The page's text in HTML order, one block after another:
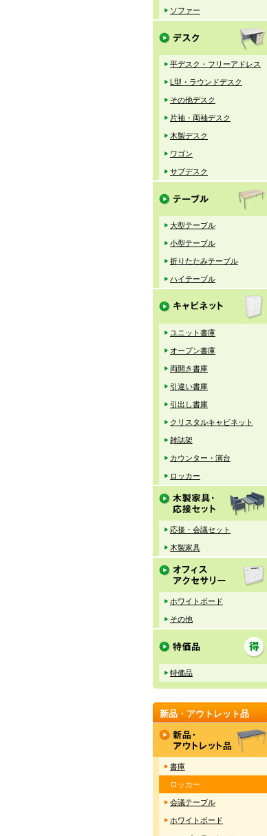
ソファー
平デスク・フリーアドレス
L型・ラウンドデスク
その他デスク
片袖・両袖デスク
木製デスク
ワゴン
サブデスク
大型テーブル
小型テーブル
折りたたみテーブル
ハイテーブル
ユニット書庫
オープン書庫
両開き書庫
引違い書庫
引出し書庫
クリスタルキャビネット
雑誌架
カウンター・演台
ロッカー
応接・会議セット
木製家具
ホワイトボード
その他
特価品
新品・アウトレット品
書庫
ロッカー
会議テーブル
ホワイトボード